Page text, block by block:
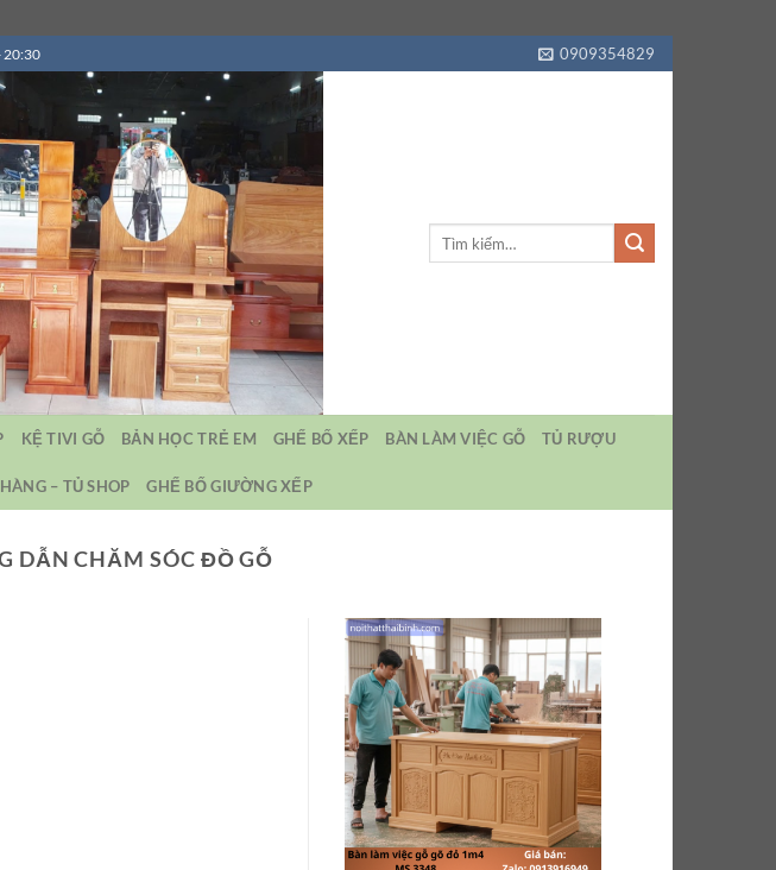
20:30 0909354829
KỆ TIVI GỖ BẢN HỌC TRẺ EM GHẾ BỐ XẾP BÀN LÀM VIỆC GỖ TỦ RƯỢU
– TỦ SHOP GHẾ BỐ GIƯỜNG XẾP
DẪN CHĂM SÓC ĐỒ GỖ